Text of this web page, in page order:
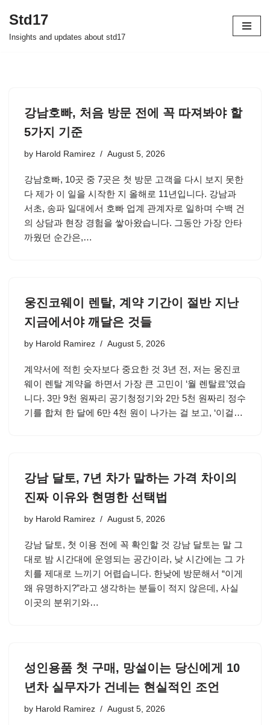
Skip
Std17
Insights and updates about std17
강남호빠, 처음 방문 전에 꼭 따져봐야 할
5가지 기준
by Harold Ramirez August 5, 2026
강남호빠, 10곳 중 7곳은 첫 방문 고객을 다시 보지 못한
다 제가 이 일을 시작한 지 올해로 11년입니다. 강남과
서초, 송파 일대에서 호빠 업계 관계자로 일하며 수백 건
의 상담과 현장 경험을 쌓아왔습니다. 그동안 가장 안타
까웠던 순간은,…
웅진코웨이 렌탈, 계약 기간이 절반 지난
지금에서야 깨달은 것들
by Harold Ramirez August 5, 2026
계약서에 적힌 숫자보다 중요한 것 3년 전, 저는 웅진코
웨이 렌탈 계약을 하면서 가장 큰 고민이 ‘월 렌탈료’였습
니다. 3만 9천 원짜리 공기청정기와 2만 5천 원짜리 정수
기를 합쳐 한 달에 6만 4천 원이 나가는 걸 보고, ‘이걸…
강남 달토, 7년 차가 말하는 가격 차이의
진짜 이유와 현명한 선택법
by Harold Ramirez August 5, 2026
강남 달토, 첫 이용 전에 꼭 확인할 것 강남 달토는 말 그
대로 밤 시간대에 운영되는 공간이라, 낮 시간에는 그 가
치를 제대로 느끼기 어렵습니다. 한낮에 방문해서 “이게
왜 유명하지?”라고 생각하는 분들이 적지 않은데, 사실
이곳의 분위기와…
성인용품 첫 구매, 망설이는 당신에게 10
년차 실무자가 건네는 현실적인 조언
by Harold Ramirez August 5, 2026